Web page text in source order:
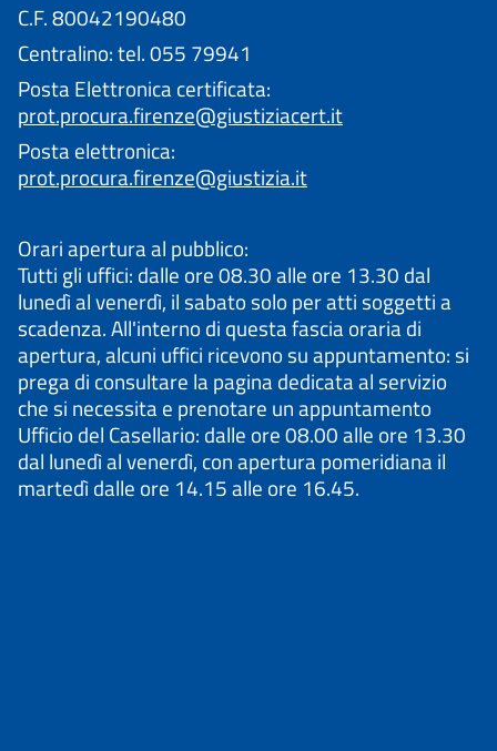
C.F. 80042190480
Centralino: tel. 055 79941
Posta Elettronica certificata:
prot.procura.firenze@giustiziacert.it
Posta elettronica:
prot.procura.firenze@giustizia.it
Orari apertura al pubblico:
Tutti gli uffici: dalle ore 08.30 alle ore 13.30 dal
lunedì al venerdì, il sabato solo per atti soggetti a
scadenza. All'interno di questa fascia oraria di
apertura, alcuni uffici ricevono su appuntamento: si
prega di consultare la pagina dedicata al servizio
che si necessita e prenotare un appuntamento
Ufficio del Casellario: dalle ore 08.00 alle ore 13.30
dal lunedì al venerdì, con apertura pomeridiana il
martedì dalle ore 14.15 alle ore 16.45.